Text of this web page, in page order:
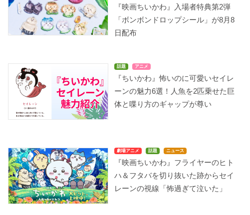
『映画ちいかわ』入場者特典第2弾
「ボンボンドロップシール」が8月8
日配布
話題 アニメ
『ちいかわ』怖いのに可愛いセイレ
ーンの魅力6選！人魚を2匹乗せた巨
体と喋り方のギャップが尊い
劇場アニメ 話題 ニュース
『映画ちいかわ』フライヤーのヒト
ハ＆フタバを切り抜いた跡からセイ
レーンの視線「怖過ぎて泣いた」